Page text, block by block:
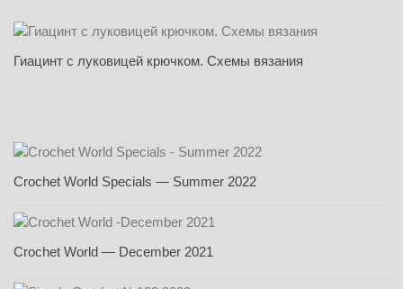
Гиацинт с луковицей крючком. Схемы вязания
Crochet World Specials — Summer 2022
Crochet World — December 2021